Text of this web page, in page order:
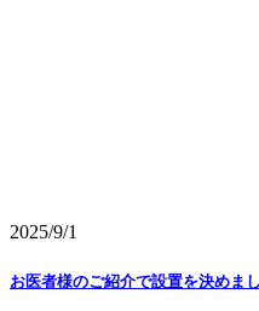
2025/9/1
お医者様のご紹介で設置を決めま